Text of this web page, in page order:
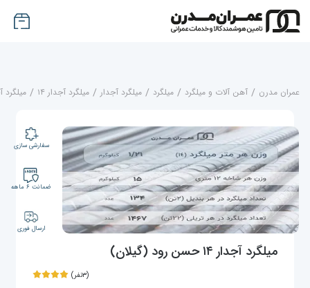
عمران مدرن / آهن آلات و میلگرد / میلگرد / میلگرد آجدار / میلگرد آجدار ۱۴ / میلگرد آجدار ۱۴
سفارشی سازی
ضمانت ۶ ماهه
ارسال فوری
میلگرد آجدار ۱۴ حسن رود (گیلان)
(۳نفر)